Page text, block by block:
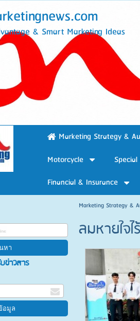
& Smart Marketing Ideas
Marketing Strategy &
Motorcycle
Financial & Insurance
ข่าวสาร
Marketing Strategy &
ลมหายใจ